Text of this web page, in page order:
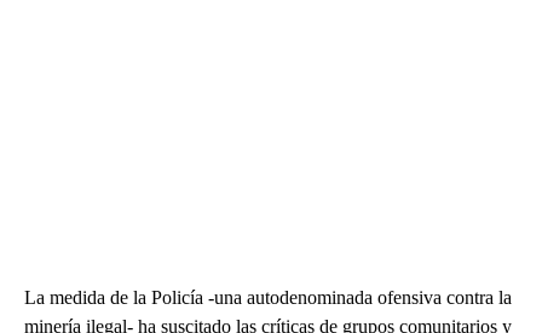
La medida de la Policía -una autodenominada ofensiva contra la
minería ilegal- ha suscitado las críticas de grupos comunitarios y